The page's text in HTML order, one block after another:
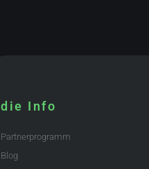
die Info
Partnerprogramm
Blog